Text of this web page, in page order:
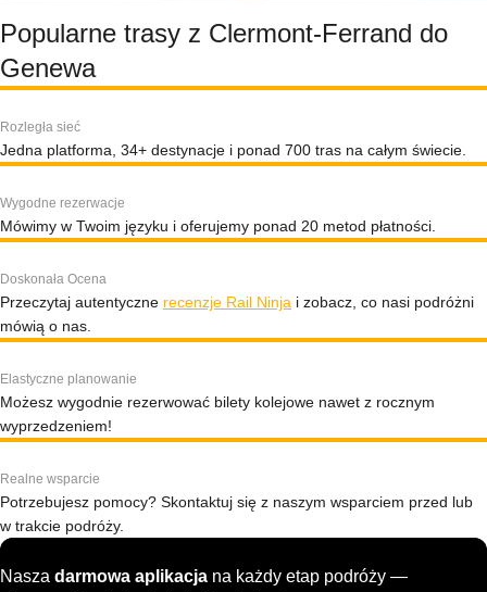
Popularne trasy z Clermont-Ferrand do
Genewa
Rozległa sieć
Jedna platforma, 34+ destynacje i ponad 700 tras na całym świecie.
Wygodne rezerwacje
Mówimy w Twoim języku i oferujemy ponad 20 metod płatności.
Doskonała Ocena
Przeczytaj autentyczne recenzje Rail Ninja i zobacz, co nasi podróżni
mówią o nas.
Elastyczne planowanie
Możesz wygodnie rezerwować bilety kolejowe nawet z rocznym
wyprzedzeniem!
Realne wsparcie
Potrzebujesz pomocy? Skontaktuj się z naszym wsparciem przed lub
w trakcie podróży.
Nasza darmowa aplikacja na każdy etap podróży —